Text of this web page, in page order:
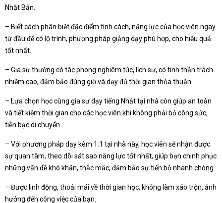
Nhật Bản.
– Biết cách phân biệt đặc điểm tính cách, năng lực của học viên ngay
từ đầu để có lộ trình, phương pháp giảng dạy phù hợp, cho hiệu quả
tốt nhất.
– Gia sư thường có tác phong nghiêm túc, lịch sự, có tinh thần trách
nhiệm cao, đảm bảo đúng giờ và dạy đủ thời gian thỏa thuận.
– Lựa chọn học cùng gia sư dạy tiếng Nhật tại nhà còn giúp an toàn
và tiết kiệm thời gian cho các học viên khi không phải bỏ công sức,
tiền bạc di chuyển
– Với phương pháp dạy kèm 1:1 tại nhà này, học viên sẽ nhận được
sự quan tâm, theo dõi sát sao năng lực tốt nhất, giúp bạn chinh phục
những vấn đề khó khăn, thắc mắc, đảm bảo sự tiến bộ nhanh chóng.
– Được linh động, thoải mái về thời gian học, không làm xáo trộn, ảnh
hưởng đến công việc của bạn.